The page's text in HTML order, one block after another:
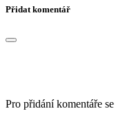
Přidat komentář
Pro přidání komentáře